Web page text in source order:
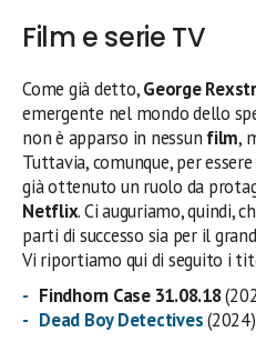
Film e serie TV
Come già detto,George
emergente nel mondo dello
non è apparso in nessun film,
Tuttavia, comunque, per
già ottenuto un ruolo da
Netflix. Ci auguriamo, quindi,
parti di successo sia per il
Vi riportiamo qui di seguito i
Findhorn Case 31.08.18
Dead Boy Detectives(2024)